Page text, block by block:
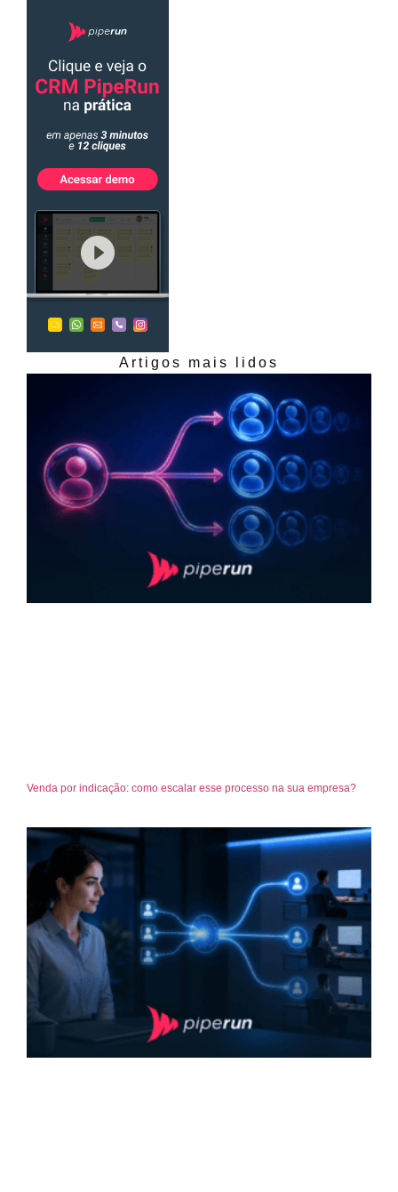
Artigos mais lidos
Venda por indicação: como escalar esse processo na sua empresa?